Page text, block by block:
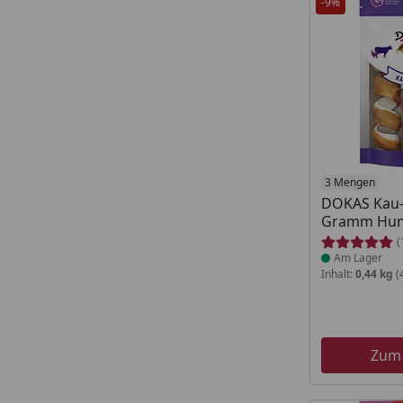
3 Mengen
DOKAS
Gramm
Produkt am
Am Lager
Inhalt: 0,44 kg